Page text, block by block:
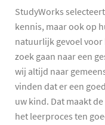
StudyWorks
kennis, maar ook op
natuurlijk gevoel
zoek gaan naar een
wij altijd naar
vinden dat er een
uw kind. Dat maakt
het leerproces ten